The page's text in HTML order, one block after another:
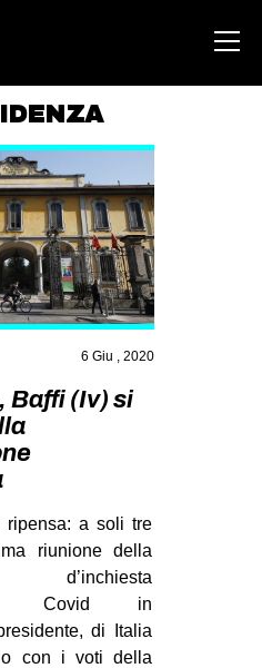
TSUNAMI
6 Giu , 2020
Baffi (Iv) si
ripensa: a soli tre
riunione della
d’inchiesta
Covid in
di Italia
con i voti della